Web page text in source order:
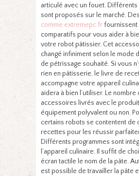
articulé avec un fouet. Différents
sont proposés sur le marché.
comme extremepc.frfournissent
comparatifs pour vous aider à
votre robot pâtissier. Cet
changé infiniment selon le mode
de pétrissage souhaité. Si vous
rien en pâtisserie, le livre de
accompagne votre appareil
aidera à bien l’utiliser. Le nombre
accessoires livrés avec le
équipement polyvalent ou non.
certains robots se contentent de
recettes pour les réussir
Différents programmes sont
l’appareil culinaire. Il suffit de
écran tactile le nom de la pâte.
est possible de travailler la pâte